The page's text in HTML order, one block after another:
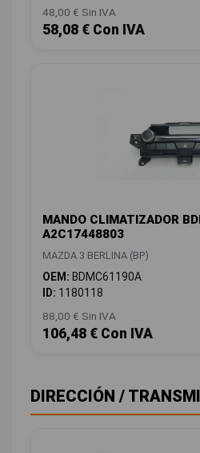
48,00 € Sin IVA
58,08 € Con IVA
MANDO CLIMATIZADOR
A2C17448803
MAZDA 3 BERLINA (BP)
OEM: BDMC61190A
ID: 1180118
88,00 € Sin IVA
106,48 € Con IVA
DIRECCIÓN /